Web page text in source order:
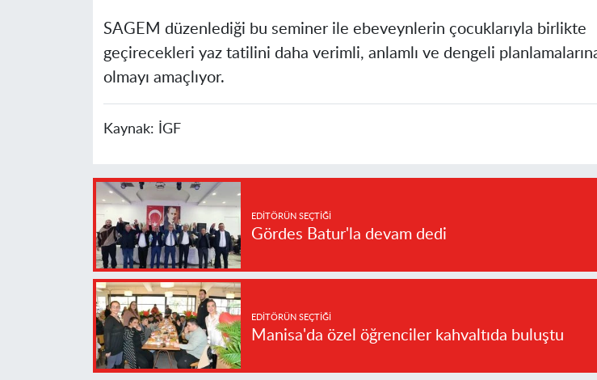
SAGEM düzenlediği bu seminer ile ebeveynlerin çocuklarıyla birlikte
geçirecekleri yaz tatilini daha verimli, anlamlı ve dengeli planlamalarına
olmayı amaçlıyor.
Kaynak: İGF
EDITÖRÜN SEÇTIĞI
Gördes Batur'la devam dedi
EDITÖRÜN SEÇTIĞI
Manisa'da özel öğrenciler kahvaltıda buluştu